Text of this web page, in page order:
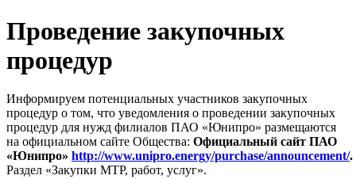
Проведение закупочных
процедур
Информируем потенциальных участников закупочных
процедур о том, что уведомления о проведении закупочных
процедур для нужд филиалов ПАО «Юнипро» размещаются
на официальном сайте Общества: Официальный сайт ПАО
«Юнипро» http://www.unipro.energy/purchase/announcement/.
Раздел «Закупки МТР, работ, услуг».